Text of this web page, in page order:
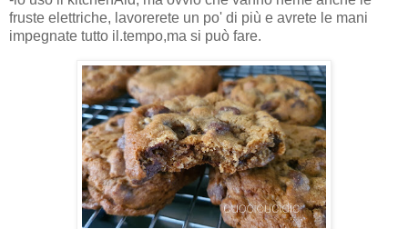
fruste elettriche, lavorerete un po' di più e avrete le mani
impegnate tutto il.tempo,ma si può fare.